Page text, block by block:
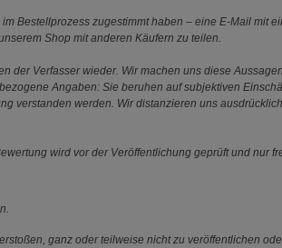
Bestellprozess zugestimmt haben – eine E-Mail mit
Shop mit anderen Käufern zu teilen.
Verfasser wieder. Wir machen uns diese
Angaben: Sie beruhen auf subjektiven
verstanden werden. Wir distanzieren uns
wird vor der Veröffentlichung geprüft und nur
ganz oder teilweise nicht zu veröffentlichen